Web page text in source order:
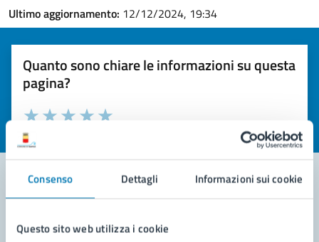
Consenso Dettagli Informazioni sui cookie
Questo sito web utilizza i cookie
Ultimo aggiornamento: 12/12/2024, 19:34
Quanto sono chiare le informazioni su questa
pagina?
Valuta la chiarezza delle informazioni (da 1 a 5 stelle)
Seleziona il numero di stelle per valutare la chiarezza delle
Valuta 1 stelle su 5